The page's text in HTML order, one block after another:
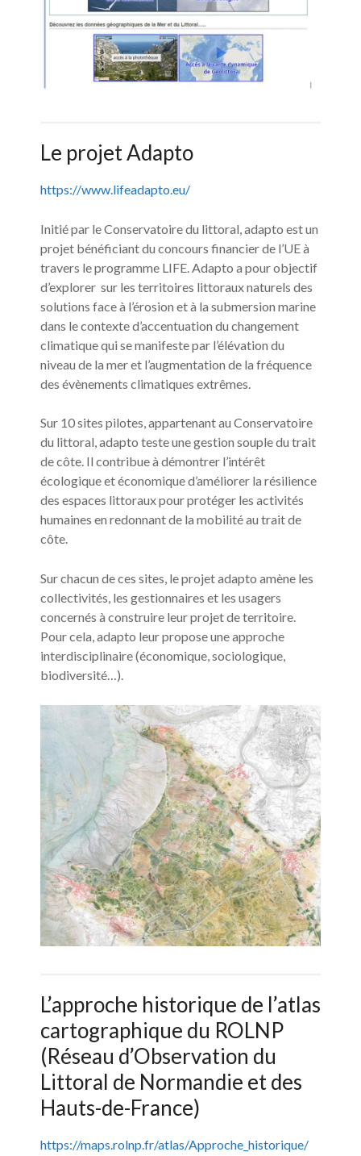
Le projet Adapto
https://www.lifeadapto.eu/
Initié par le Conservatoire du littoral, adapto est un
projet bénéficiant du concours financier de l’UE à
travers le programme LIFE. Adapto a pour objectif
d’explorer sur les territoires littoraux naturels des
solutions face à l’érosion et à la submersion marine
dans le contexte d’accentuation du changement
climatique qui se manifeste par l’élévation du
niveau de la mer et l’augmentation de la fréquence
des évènements climatiques extrêmes.
Sur 10 sites pilotes, appartenant au Conservatoire
du littoral, adapto teste une gestion souple du trait
de côte. Il contribue à démontrer l’intérêt
écologique et économique d’améliorer la résilience
des espaces littoraux pour protéger les activités
humaines en redonnant de la mobilité au trait de
côte.
Sur chacun de ces sites, le projet adapto amène les
collectivités, les gestionnaires et les usagers
concernés à construire leur projet de territoire.
Pour cela, adapto leur propose une approche
interdisciplinaire (économique, sociologique,
biodiversité…).
L’approche historique de l’atlas
cartographique du ROLNP
(Réseau d’Observation du
Littoral de Normandie et des
Hauts-de-France)
https://maps.rolnp.fr/atlas/Approche_historique/